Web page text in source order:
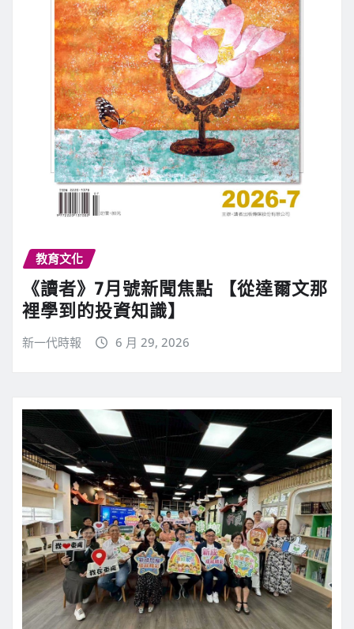
教育文化
《讀者》7月號新聞焦點 【從達爾文那
裡學到的投資知識】
新一代時報 6 月 29, 2026